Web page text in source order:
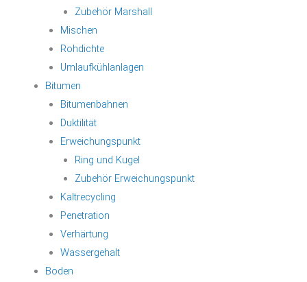
Zubehör Marshall
Mischen
Rohdichte
Umlaufkühlanlagen
Bitumen
Bitumenbahnen
Duktilität
Erweichungspunkt
Ring und Kugel
Zubehör Erweichungspunkt
Kaltrecycling
Penetration
Verhärtung
Wassergehalt
Boden